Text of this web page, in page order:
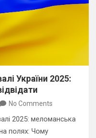
України 2025:
No Comments
2025: меломанська
полях: Чому